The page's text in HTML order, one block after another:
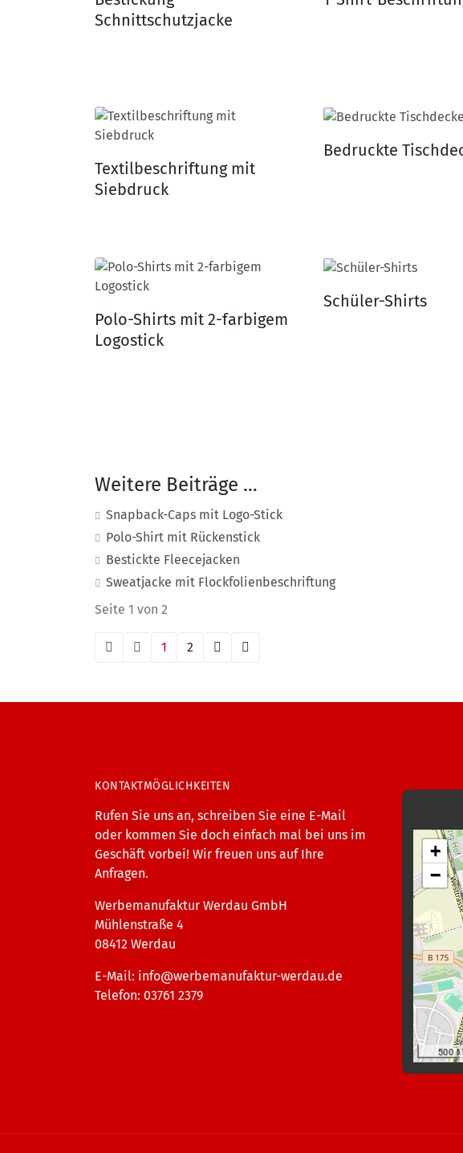
Schnittschutzjacke
Textilbeschriftung mit
Siebdruck
Bedruckte
Polo-Shirts mit 2-farbigem
Logostick
Schüler-Shirts
Weitere Beiträge …
Snapback-Caps mit Logo-Stick
Polo-Shirt mit Rückenstick
Bestickte Fleecejacken
Sweatjacke mit Flockfolienbeschriftung
Seite 1 von 2
1 2
KONTAKTMÖGLICHKEITEN
Rufen Sie uns an, schreiben Sie eine E-Mail
oder kommen Sie doch einfach mal bei uns im
Geschäft vorbei! Wir freuen uns auf Ihre
Anfragen.
Werbemanufaktur Werdau GmbH
Mühlenstraße 4
08412 Werdau
E-Mail: info@werbemanufaktur-werdau.de
Telefon: 03761 2379
+
−
500